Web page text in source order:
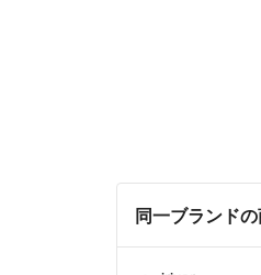
同一ブランド